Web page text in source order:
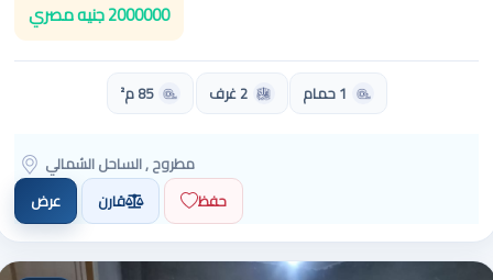
2000000 جنيه مصري
1 حمام 2 غرف 85 م²
مطروح , الساحل الشمالي
حفظ
قارن عرض